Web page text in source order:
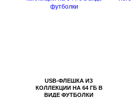
USB-ФЛЕШКА ИЗ
КОЛЛЕКЦИИ НА 64 ГБ В
ВИДЕ ФУТБОЛКИ